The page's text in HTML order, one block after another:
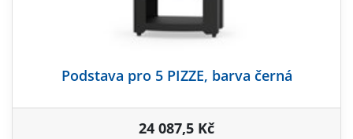
Podstava pro 5 PIZZE, barva černá
24 087,5 Kč